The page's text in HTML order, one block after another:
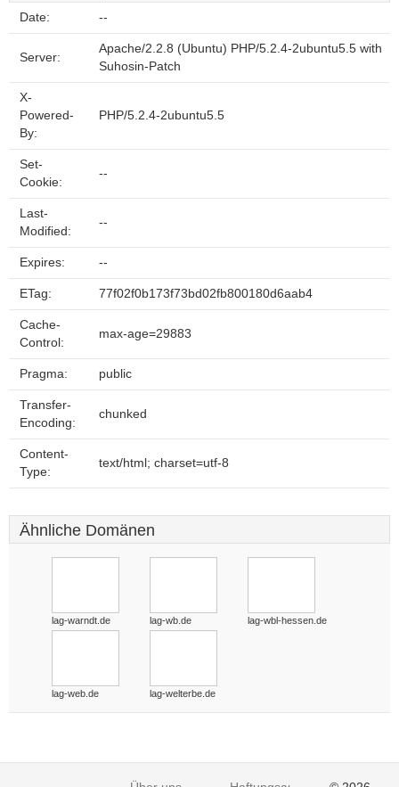
Date: --
Server:
Apache/2.2.8 (Ubuntu) PHP/5.2.4-2ubuntu5.5 with
Suhosin-Patch
X-
Powered-
By:
PHP/5.2.4-2ubuntu5.5
Set-
Cookie:
--
Last-
Modified:
--
Expires: --
ETag: 77f02f0b173f73bd02fb800180d6aab4
Cache-
Control:
max-age=29883
Pragma: public
Transfer-
Encoding:
chunked
Content-
Type:
text/html; charset=utf-8
Ähnliche Domänen
lag-warndt.de lag-wb.de lag-wbl-hessen.de
lag-web.de lag-welterbe.de